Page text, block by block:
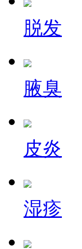
脱发
腋臭
皮炎
湿疹